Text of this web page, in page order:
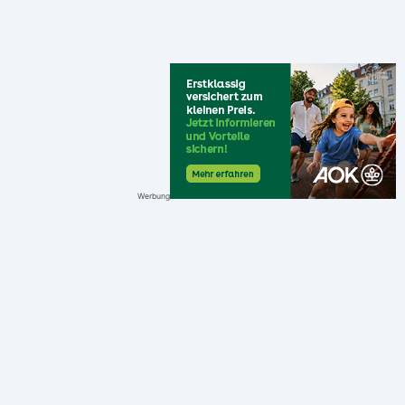
Werbung